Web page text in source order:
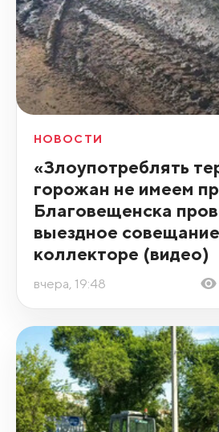
НОВОСТИ
«Злоупотреблять
горожан не имеем
Благовещенска
выездное
коллекторе (видео)
вчера, 19:48